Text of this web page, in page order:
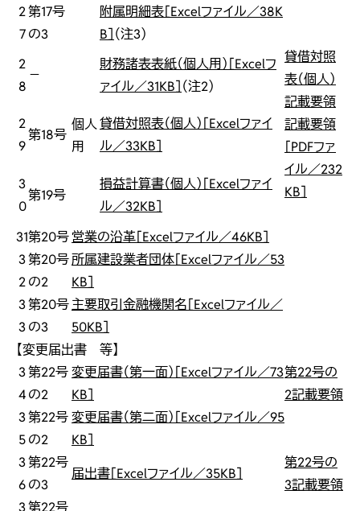
2
7
第17号
の3
附属明細表［Excelファイル／38K
B］ （注3）
2
8
－
個人
用
財務諸表表紙（個人用）［Excelフ
ァイル／31KB］ （注2）
貸借対照
表（個人）
記載要領
記載要領
［PDFファ
イル／232
KB］
2
9
第18号
貸借対照表（個人）［Excelファイ
ル／33KB］
3
0
第19号
損益計算書（個人）［Excelファイ
ル／32KB］
31第20号営業の沿革［Excelファイル／46KB］
3
2
第20号
の2
所属建設業者団体［Excelファイル／53
KB］
3
3
第20号
の3
主要取引金融機関名［Excelファイル／
50KB］
【変更届出書 等】
3
4
第22号
の2
変更届書（第一面）［Excelファイル／73
KB］
第22号の
2記載要領
3
5
第22号
の2
変更届書（第二面）［Excelファイル／95
KB］
3
6
第22号
の3
届出書［Excelファイル／35KB］
第22号の
3記載要領